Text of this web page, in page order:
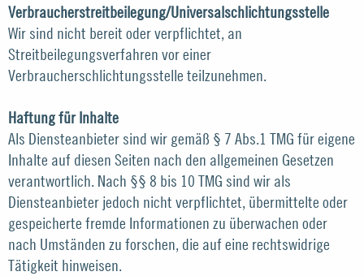
Verbraucherstreitbeilegung/Universalschlichtungsstelle
Wir sind nicht bereit oder verpflichtet, an
Streitbeilegungsverfahren vor einer
Verbraucherschlichtungsstelle teilzunehmen.
Haftung für Inhalte
Als Diensteanbieter sind wir gemäß § 7 Abs.1 TMG für eigene
Inhalte auf diesen Seiten nach den allgemeinen Gesetzen
verantwortlich. Nach §§ 8 bis 10 TMG sind wir als
Diensteanbieter jedoch nicht verpflichtet, übermittelte oder
gespeicherte fremde Informationen zu überwachen oder
nach Umständen zu forschen, die auf eine rechtswidrige
Tätigkeit hinweisen.